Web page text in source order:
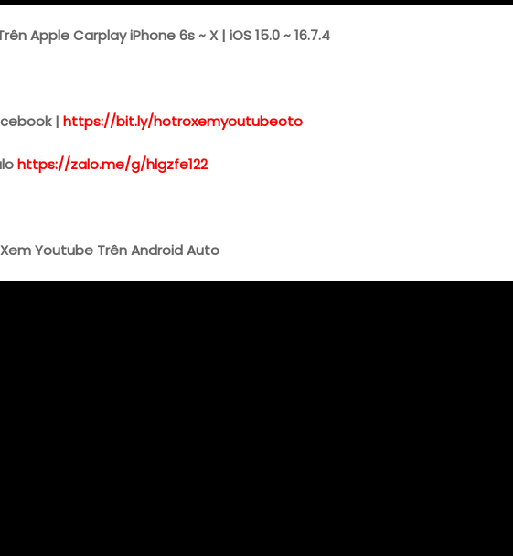
Apple Carplay iPhone 6s ~ X | iOS 15.0 ~ 16.7.4
| https://bit.ly/hotroxemyoutubeoto
https://zalo.me/g/hlgzfe122
Youtube Trên Android Auto